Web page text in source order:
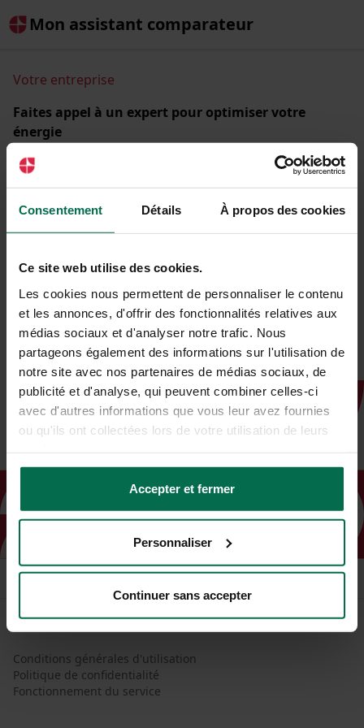
Consentement Détails À propos des cookies
Ce site web utilise des cookies.
Les cookies nous permettent de personnaliser le contenu
et les annonces, d'offrir des fonctionnalités relatives aux
médias sociaux et d'analyser notre trafic. Nous
partageons également des informations sur l'utilisation de
notre site avec nos partenaires de médias sociaux, de
publicité et d'analyse, qui peuvent combiner celles-ci
avec d'autres informations que vous leur avez fournies
ou qu'ils ont collectées lors de votre utilisation de leurs
Accepter et fermer
Personnaliser
Continuer sans accepter
Mon assistant comparateur
Votre entreprise
Faites appel à un expert pour optimiser votre
énergie
Comparez les offres d'énergie de + de 30 fournisseurs
partenaires et réduisez la facture de votre entreprise.
Raison sociale ou SIREN
C'est parti !
Conditions générales d'utilisation
Politique de confidentialité
Fonctionnement du service